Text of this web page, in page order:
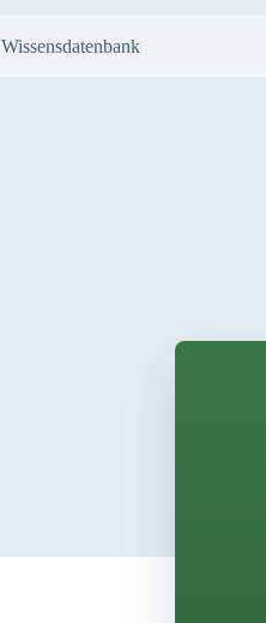
Wissensdatenbank